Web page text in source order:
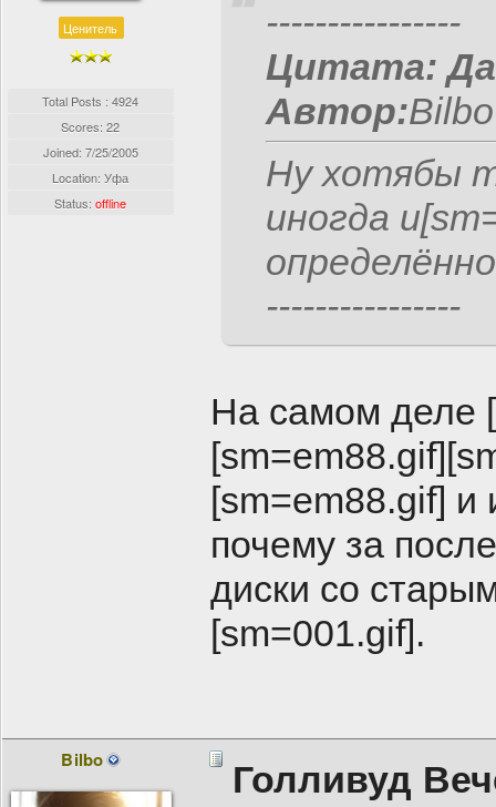
Ценитель
Total Posts : 4924
Scores: 22
Joined: 7/25/2005
Location: Уфа
Status:offline
----------------
Цитата:
Автор:
Ну хотябы
иногда
----------------
На самом деле
[sm=em88.gif] и
почему за
диски со
[sm=001.gif].
Bilbo Голливуд